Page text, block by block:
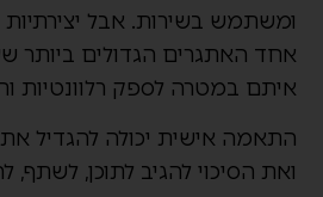
ומשתמש בשירות. אבל
אחד האתגרים הגדולים ביותר
איתם במטרה לספק רלוונטיות
התאמה אישית יכולה להגדיל
ואת הסיכוי להגיב לתוכן, לשתף,